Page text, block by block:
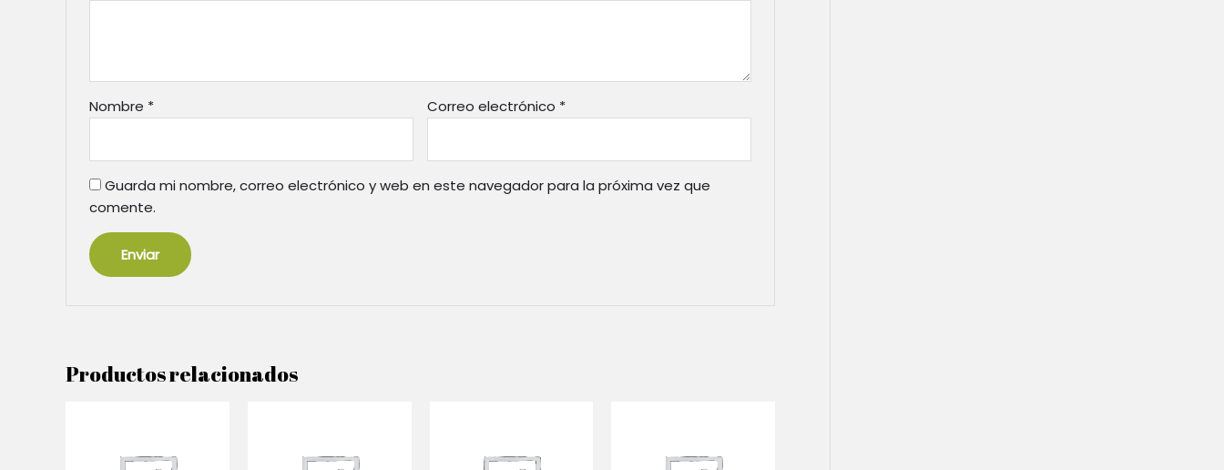
Nombre * Correo electrónico *
Guarda mi nombre, correo electrónico y web en este navegador para la próxima vez que
comente.
Productos relacionados